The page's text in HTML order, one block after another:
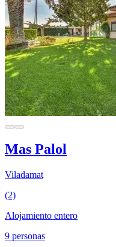
Mas Palol
Viladamat
(2)
Alojamiento entero
9 personas